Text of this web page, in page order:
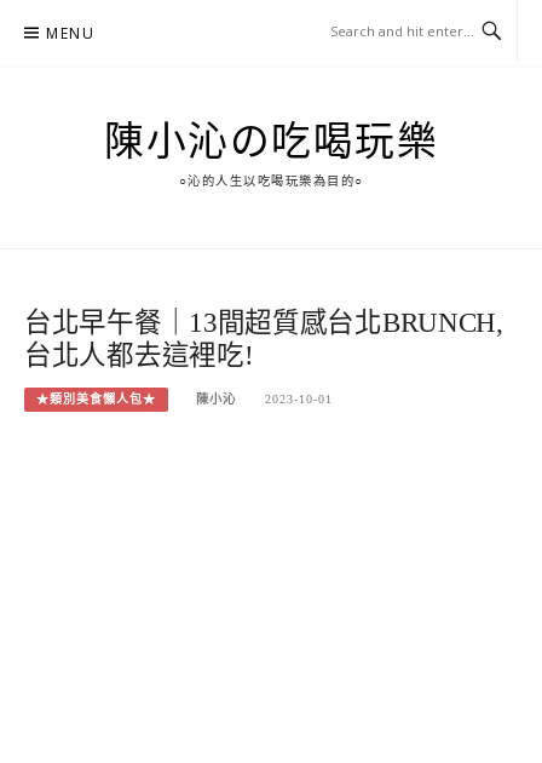
MENU
陳小沁の吃喝玩樂
○沁的人生以吃喝玩樂為目的○
台北早午餐｜13間超質感台北BRUNCH,
台北人都去這裡吃!
★類別美食懶人包★ 陳小沁 2023-10-01